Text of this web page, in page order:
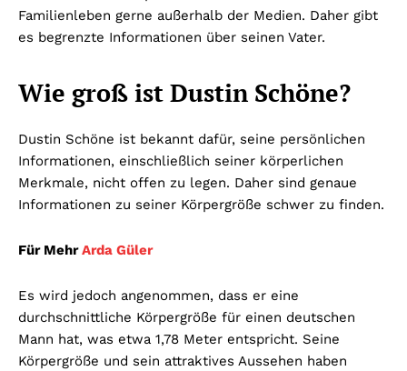
Familienleben gerne außerhalb der Medien. Daher gibt
es begrenzte Informationen über seinen Vater.
Wie groß ist Dustin Schöne?
Dustin Schöne ist bekannt dafür, seine persönlichen
Informationen, einschließlich seiner körperlichen
Merkmale, nicht offen zu legen. Daher sind genaue
Informationen zu seiner Körpergröße schwer zu finden.
Für MehrArda Güler
Es wird jedoch angenommen, dass er eine
durchschnittliche Körpergröße für einen deutschen
Mann hat, was etwa 1,78 Meter entspricht. Seine
Körpergröße und sein attraktives Aussehen haben